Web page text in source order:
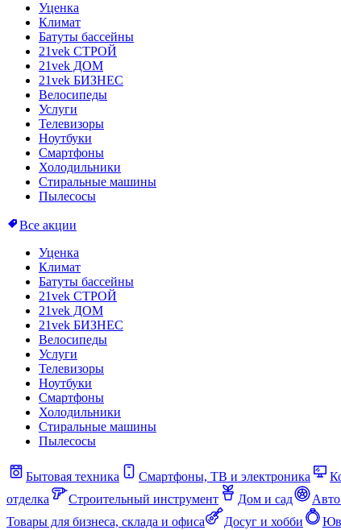
Уценка
Климат
Батуты бассейны
21vek СТРОЙ
21vek ДОМ
21vek БИЗНЕС
Велосипеды
Услуги
Телевизоры
Ноутбуки
Смартфоны
Холодильники
Стиральные машины
Пылесосы
Все акции
Уценка
Климат
Батуты бассейны
21vek СТРОЙ
21vek ДОМ
21vek БИЗНЕС
Велосипеды
Услуги
Телевизоры
Ноутбуки
Смартфоны
Холодильники
Стиральные машины
Пылесосы
Бытовая техника Смартфоны, ТВ и электроника
отделка
Строительный инструмент Дом и сад
Товары для бизнеса, склада и офиса
Досуг и хобби